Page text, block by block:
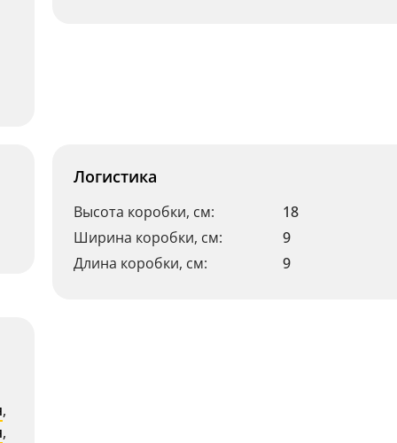
Логистика
Высота коробки, см:
18
Ширина коробки, см:
9
Длина коробки, см:
9
,
,